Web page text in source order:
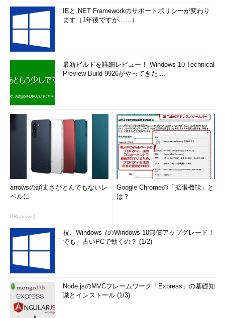
IEと.NET Frameworkのサポートポリシーが変わり
ます（1年後ですが……）
最新ビルドを詳細レビュー！ Windows 10 Technical
Preview Build 9926がやってきた ...
arrowsの頑丈さがとんでもないレ
ベルに
PR(arrows)
Google Chromeの「拡張機能」と
は？
祝、Windows 7のWindows 10無償アップグレード！
でも、古いPCで動くの？ (1/2)
Node.jsのMVCフレームワーク「Express」の基礎知
識とインストール (1/3)